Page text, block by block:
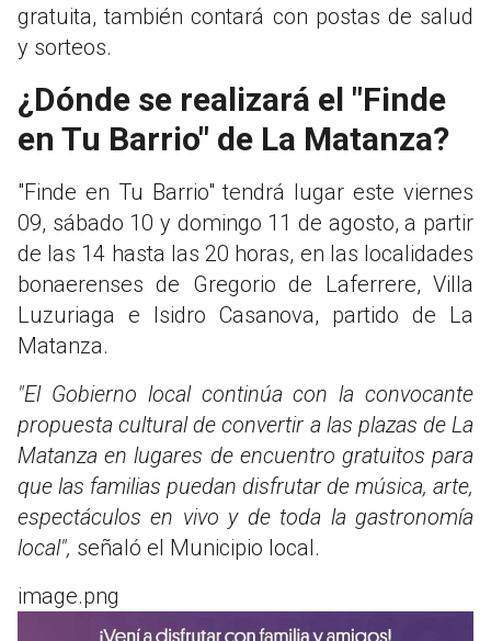
gratuita, también contará con postas de salud
y sorteos.
¿Dónde se realizará el "Finde
en Tu Barrio" de La Matanza?
"Finde en Tu Barrio" tendrá lugar este viernes
09, sábado 10 y domingo 11 de agosto, a partir
de las 14 hasta las 20 horas, en las localidades
bonaerenses de Gregorio de Laferrere, Villa
Luzuriaga e Isidro Casanova, partido de La
Matanza.
"El Gobierno local continúa con la convocante
propuesta cultural de convertir a las plazas de La
Matanza en lugares de encuentro gratuitos para
que las familias puedan disfrutar de música, arte,
espectáculos en vivo y de toda la gastronomía
local", señaló el Municipio local.
image.png